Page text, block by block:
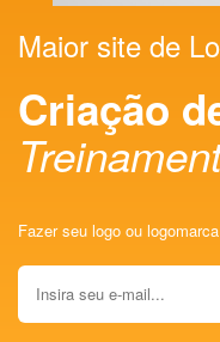
Maior site de
Criação
Fazer seu logo ou